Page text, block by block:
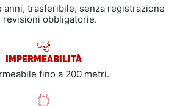
anni, trasferibile, senza registrazione
revisioni obbligatorie.
IMPERMEABILITÀ
fino a 200 metri.